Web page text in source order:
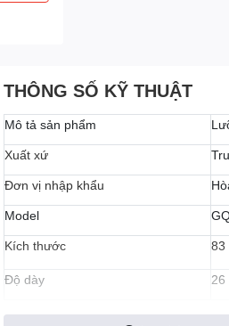
THÔNG SỐ KỸ THUẬT
Mô tả sản phẩm
Xuất xứ
Đơn vị nhập khẩu
Model
Kích thước 83
Độ dày 26